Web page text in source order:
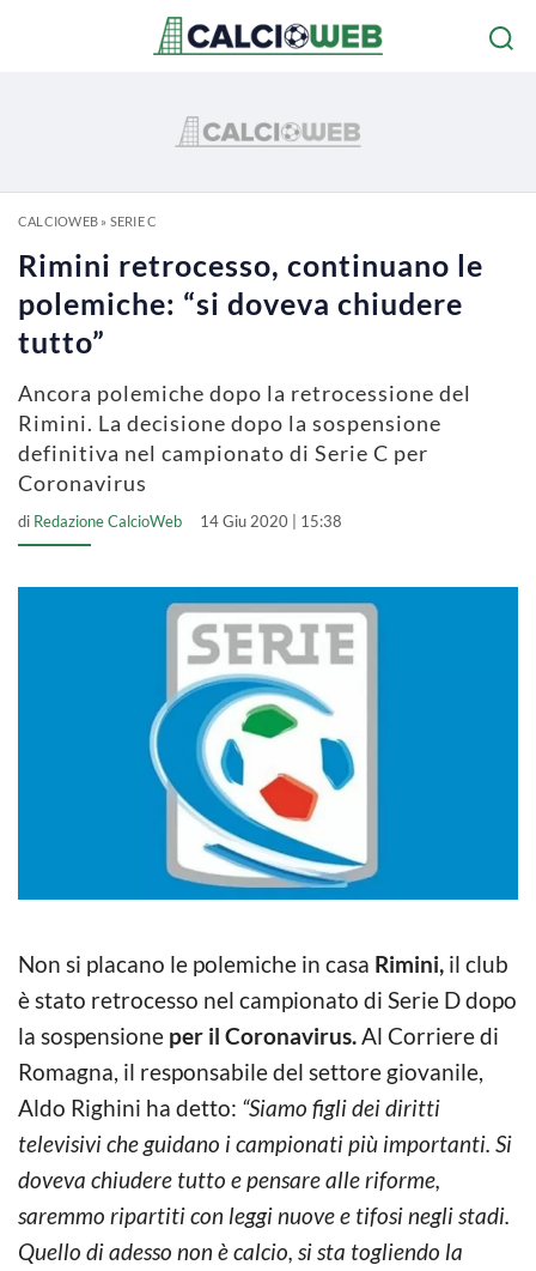
CALCIOWEB» SERIE C
Rimini retrocesso, continuano le
polemiche: “si doveva chiudere
tutto”
Ancora polemiche dopo la retrocessione del
Rimini. La decisione dopo la sospensione
definitiva nel campionato di Serie C per
Coronavirus
di Redazione CalcioWeb 14 Giu 2020 | 15:38
Non si placano le polemiche in casa Rimini, il club
è stato retrocesso nel campionato di Serie D dopo
la sospensione per il Coronavirus.Al Corriere di
Romagna, il responsabile del settore giovanile,
Aldo Righini ha detto: “Siamo figli dei diritti
televisivi che guidano i campionati più importanti. Si
doveva chiudere tutto e pensare alle riforme,
saremmo ripartiti con leggi nuove e tifosi negli stadi.
Quello di adesso non è calcio, si sta togliendo la